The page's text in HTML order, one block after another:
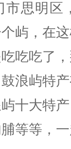
市思明区
屿，在
吃吃了
浪屿特
十大特
等等，